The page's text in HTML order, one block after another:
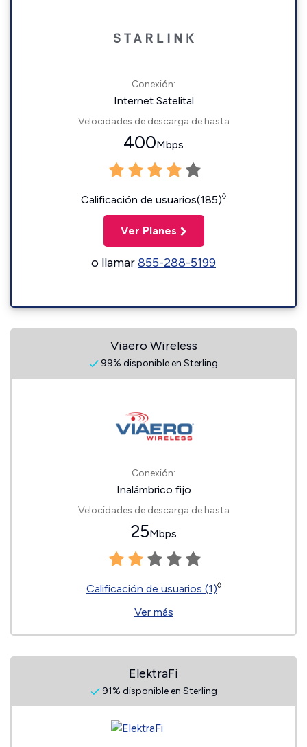
Conexión:
Internet Satelital
Velocidades de descarga de hasta
400Mbps
Calificación de usuarios(185)◊
Ver Planes
o llamar855-288-5199
Viaero Wireless
99% disponible en Sterling
Conexión:
Inalámbrico fijo
Velocidades de descarga de hasta
25Mbps
Calificación de usuarios (1)◊
Ver más
ElektraFi
91% disponible en Sterling